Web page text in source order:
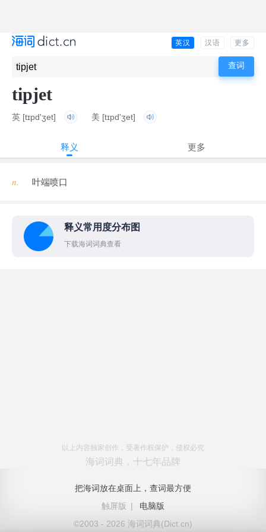
英汉 汉语 更多
tipjet
英 [tɪpd'ʒet] 美 [tɪpd'ʒet]
释义 更多
n. 叶端喷口
释义常用度分布图
下载海词词典查看
以上内容独家创作，受著作权保护，侵权必究
海词词典，十七年品牌
把海词放在桌面上，查词最方便
触屏版
|
电脑版
©2003 - 2026 海词词典(Dict.cn)